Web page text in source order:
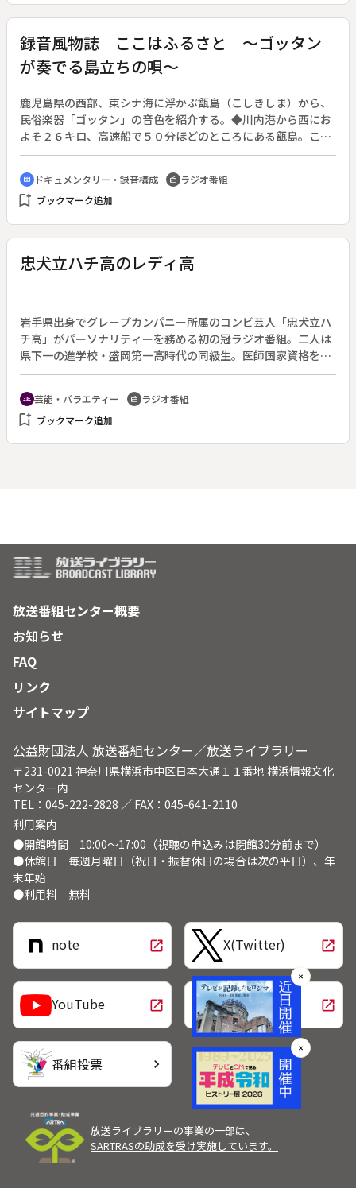
なお愛され、青森に息づき刻み込まれる棟方志功のスピリッ
ト・魂を探る。
録音風物誌 ここはふるさと ～ゴッタン
が奏でる島立ちの唄～
鹿児島県の西部、東シナ海に浮かぶ甑島（こしきしま）から、
民俗楽器「ゴッタン」の音色を紹介する。◆川内港から西にお
よそ２６キロ、高速船で５０分ほどのところにある甑島。この
島で地元に伝わる弦楽器「ゴッタン」（三味線に似た形の、木
製の三弦楽器）を復活させ、島の音楽文化として根付かせよう
と活動している人々がいる。彼ら「ゴッタン甑の会」は時代に
合わせたオリジナル曲を作り、ギターのような身近な楽器とし
卒業すると島を離れなくてはならない。その別れを「島立ち」
と言う。「ゴッタン甑の会」が作った「ここはふるさと」は、
島を離れる子とその親の気持ちをつづった歌である。
cinematic_blur ドキュメンタリー・録音構成 radio ラジオ番組
bookmark_add ブックマーク追加
忠犬立ハチ高のレディ高
岩手県出身でグレープカンパニー所属のコンビ芸人「忠犬立ハ
チ高」がパーソナリティーを務める初の冠ラジオ番組。二人は
県下一の進学校・盛岡第一高時代の同級生。医師国家資格を持
つノムラフッソと上智大卒の王坂の高学歴コンビが、仕事やプ
ライベートで起きた出来事など、テーマに沿ってトークする１
５分間。（２０２３年４月７日放送開始）◆この回のテーマは
「最近のお仕事」。浅草寺、亀戸天神社のおみくじの話にはじ
groups 芸能・バラエティー radio ラジオ番組
bookmark_add ブックマーク追加
放送番組センター概要
お知らせ
FAQ
リンク
サイトマップ
公益財団法人 放送番組センター／放送ライブラリー
〒231-0021 神奈川県横浜市中区日本大通１１番地 横浜情報文化
センター内
TEL：045-222-2828 ／ FAX：045-641-2110
利用案内
●開館時間 10:00～17:00（視聴の申込みは閉館30分前まで）
●休館日 毎週月曜日（祝日・振替休日の場合は次の平日）、年
末年始
●利用料 無料
note open_in_new X(Twitter) open_in_new
YouTube open_in_new LINE open_in_new
番組投票 chevron_right
放送ライブラリーの事業の一部は、
SARTRASの助成を受け実施しています。
✕
✕